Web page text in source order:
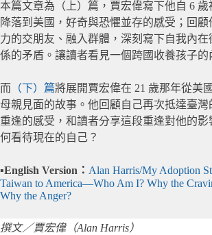
本篇文章為（上）篇，賈宏偉寫下他自 6
降落到美國，好奇與恐懼並存的感受；回
力的交朋友、融入群體，深刻寫下自我內在
係的矛盾。讓讀者看見一個跨國收養孩子的
而 （下）篇將展開賈宏偉在 21 歲那年從美
母親見面的故事。他回顧自己再次抵達臺
重逢的感受，和讀者分享這段重逢對他的影
何看待現在的自己？
▪️English Version： Alan Harris/My Adoption
Taiwan to America—Who Am I? Why the
Why the Anger?
撰文／賈宏偉（Alan Harris）